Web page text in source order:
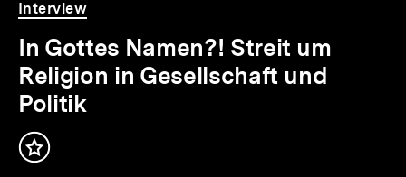
Video
Dauer
3
Min.
Interview
In Gottes Namen?! Streit um
Religion in Gesellschaft und
Politik
Inhalt